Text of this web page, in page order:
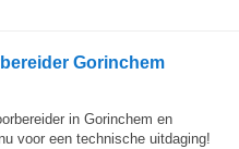
Gorinchem
in Gorinchem en
voor een technische uitdaging!